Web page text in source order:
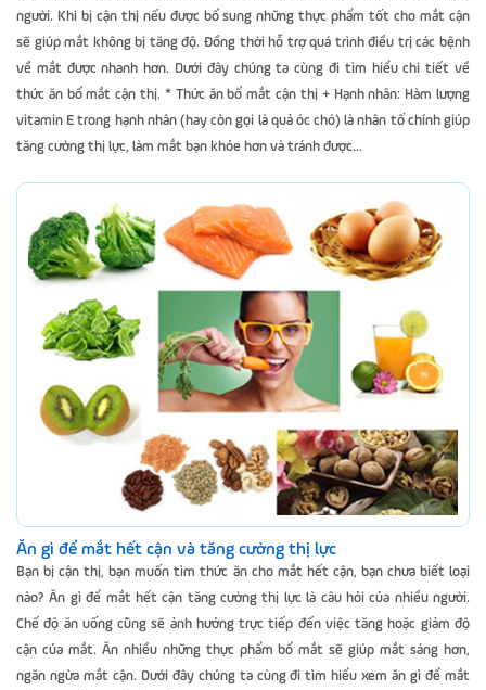
người. Khi bị cận thị nếu được bổ sung những thực phẩm tốt cho mắt cận
sẽ giúp mắt không bị tăng độ. Đồng thời hỗ trợ quá trình điều trị các bệnh
về mắt được nhanh hơn. Dưới đây chúng ta cùng đi tìm hiểu chi tiết về
thức ăn bổ mắt cận thị. * Thức ăn bổ mắt cận thị + Hạnh nhân: Hàm lượng
vitamin E trong hạnh nhân (hay còn gọi là quả óc chó) là nhân tố chính giúp
tăng cường thị lực, làm mắt bạn khỏe hơn và tránh được...
Ăn gì để mắt hết cận và tăng cường thị lực
Bạn bị cận thị, bạn muốn tìm thức ăn cho mắt hết cận, bạn chưa biết loại
nào? Ăn gì để mắt hết cận tăng cường thị lực là câu hỏi của nhiều người.
Chế độ ăn uống cũng sẽ ảnh hưởng trực tiếp đến việc tăng hoặc giảm độ
cận của mắt. Ăn nhiều những thực phẩm bổ mắt sẽ giúp mắt sáng hơn,
ngăn ngừa mắt cận. Dưới đây chúng ta cùng đi tìm hiểu xem ăn gì để mắt